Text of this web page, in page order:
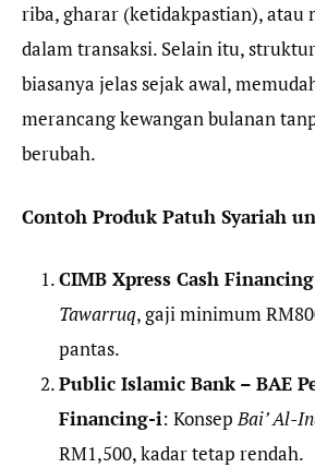
riba, gharar (ketidakpastian), atau
dalam transaksi. Selain itu,
biasanya jelas sejak awal,
merancang kewangan bulanan
berubah.
Contoh Produk Patuh Syariah
CIMB Xpress Cash
Tawarruq, gaji minimum
pantas.
Public Islamic Bank – BAE
Financing-i: KonsepBai’ Al-
RM1,500, kadar tetap rendah.